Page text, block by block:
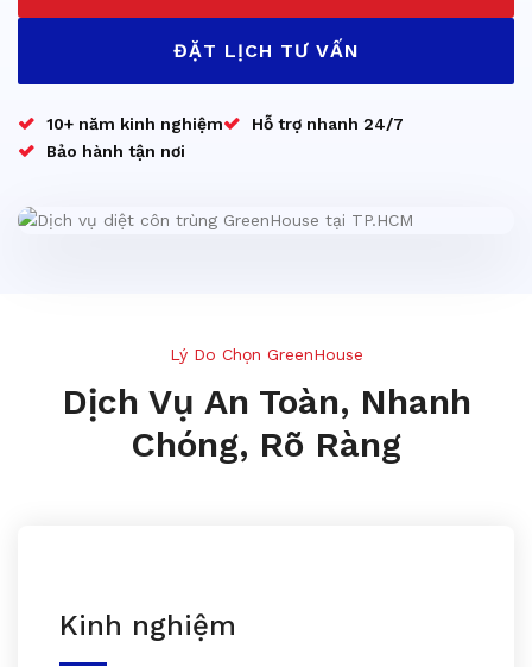
ĐẶT LỊCH TƯ VẤN
10+ năm kinh nghiệm
Hỗ trợ nhanh 24/7
Bảo hành tận nơi
Lý Do Chọn GreenHouse
Dịch Vụ An Toàn, Nhanh
Chóng, Rõ Ràng
Kinh nghiệm